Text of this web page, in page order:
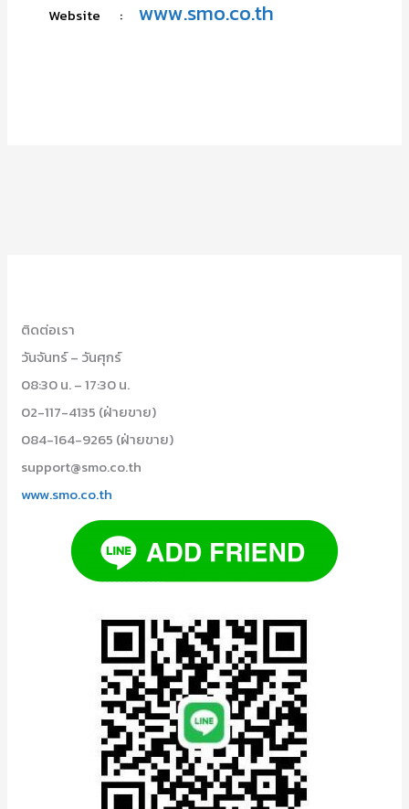
ติดต่อเรา
วันจันทร์ – วันศุกร์
08:30 น. – 17:30 น.
02-117-4135 (ฝ่ายขาย)
084-164-9265 (ฝ่ายขาย)
support@smo.co.th
www.smo.co.th
Website :www.smo.co.th